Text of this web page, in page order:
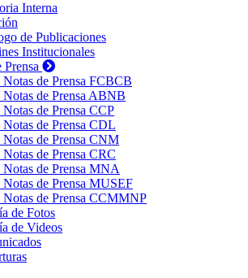
Interna
de Publicaciones
Institucionales
Prensa
Notas de Prensa FCBCB
Notas de Prensa ABNB
Notas de Prensa CCP
Notas de Prensa CDL
Notas de Prensa CNM
Notas de Prensa CRC
Notas de Prensa MNA
Notas de Prensa MUSEF
Notas de Prensa CCMMNP
de Fotos
de Videos